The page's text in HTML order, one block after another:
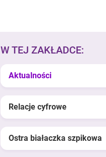
W TEJ ZAKŁADCE:
Aktualności
Relacje cyfrowe
Ostra białaczka szpikowa